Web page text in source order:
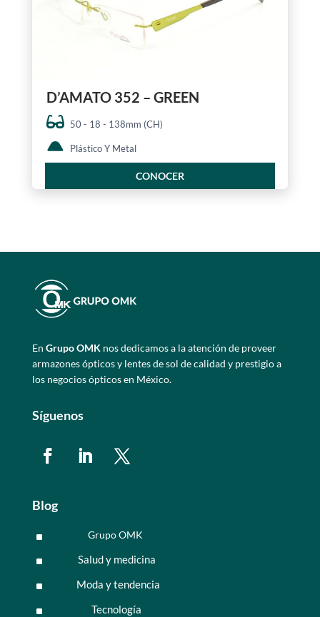
D’AMATO 352 – GREEN
50 - 18 - 138mm (CH)
Plástico Y Metal
CONOCER
En Grupo OMKnos dedicamos a la atención de proveer
armazones ópticos y lentes de sol de calidad y prestigio a
los negocios ópticos en México.
Síguenos
Blog
^ Grupo OMK
^ Salud y medicina
^ Moda y tendencia
^ Tecnología